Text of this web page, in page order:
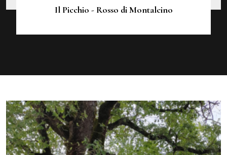
Il Picchio - Rosso di Montalcino